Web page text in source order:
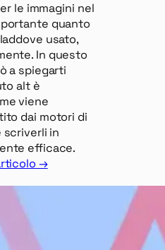
le immagini nel
quanto
usato,
In questo
a spiegarti
alt è
viene
dai motori di
scriverli in
efficace.
→